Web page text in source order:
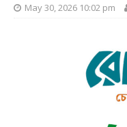
May 30, 2026 10:02 pm